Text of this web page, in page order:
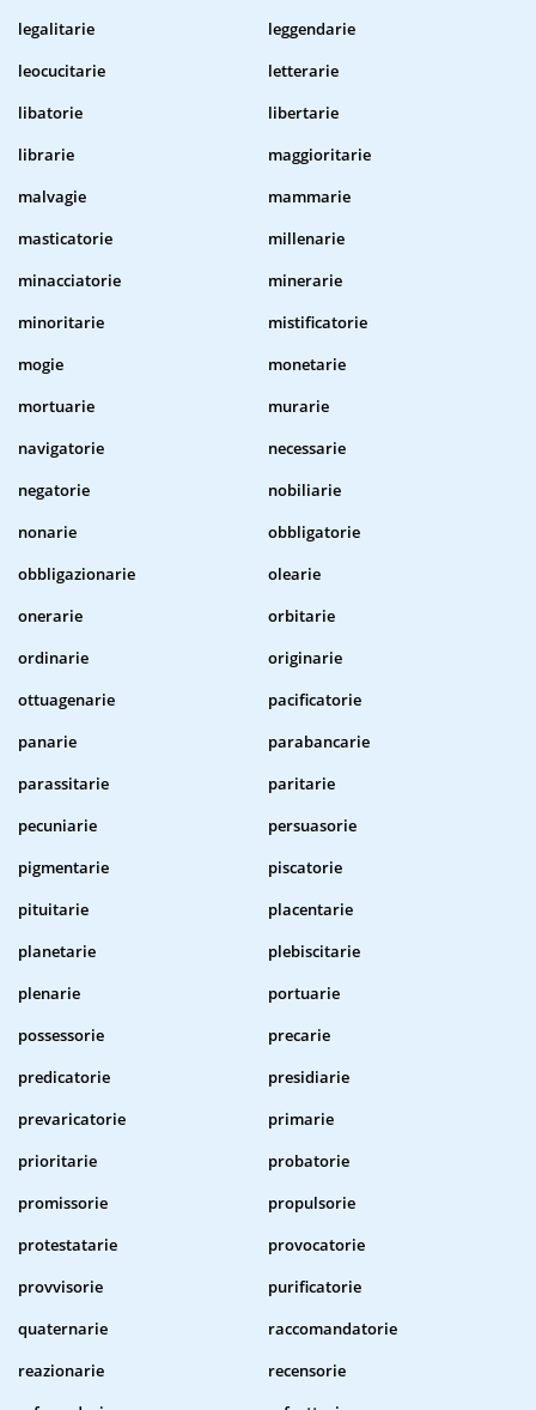
legalitarie
leggendarie
leocucitarie
letterarie
libatorie
libertarie
librarie
maggioritarie
malvagie
mammarie
masticatorie
millenarie
minacciatorie
minerarie
minoritarie
mistificatorie
mogie
monetarie
mortuarie
murarie
navigatorie
necessarie
negatorie
nobiliarie
nonarie
obbligatorie
obbligazionarie
olearie
onerarie
orbitarie
ordinarie
originarie
ottuagenarie
pacificatorie
panarie
parabancarie
parassitarie
paritarie
pecuniarie
persuasorie
pigmentarie
piscatorie
pituitarie
placentarie
planetarie
plebiscitarie
plenarie
portuarie
possessorie
precarie
predicatorie
presidiarie
prevaricatorie
primarie
prioritarie
probatorie
promissorie
propulsorie
protestatarie
provocatorie
provvisorie
purificatorie
quaternarie
raccomandatorie
reazionarie
recensorie